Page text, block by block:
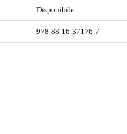
Disponibile
978-88-16-37176-7